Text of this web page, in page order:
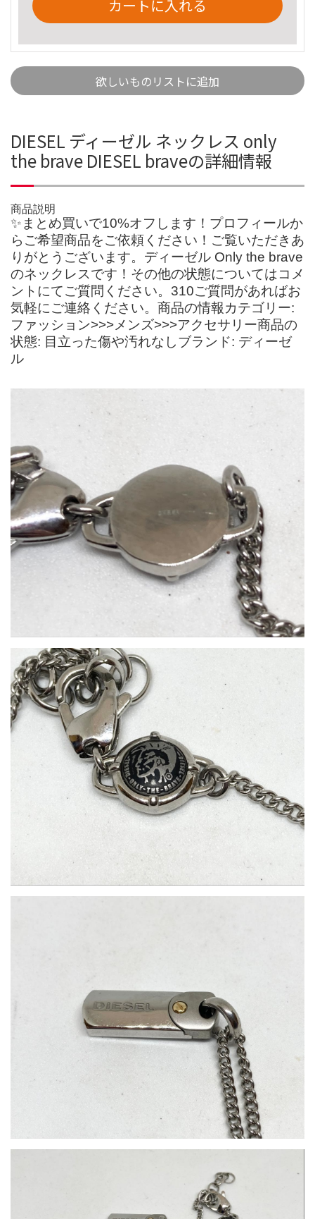
カートに入れる
欲しいものリストに追加
DIESEL ディーゼル ネックレス only
the brave DIESEL braveの詳細情報
商品説明
✨まとめ買いで10%オフします！プロフィールか
らご希望商品をご依頼ください！ご覧いただきあ
りがとうございます。ディーゼル Only the brave
のネックレスです！その他の状態についてはコメ
ントにてご質問ください。310ご質問があればお
気軽にご連絡ください。商品の情報カテゴリー:
ファッション>>>メンズ>>>アクセサリー商品の
状態: 目立った傷や汚れなしブランド: ディーゼ
ル